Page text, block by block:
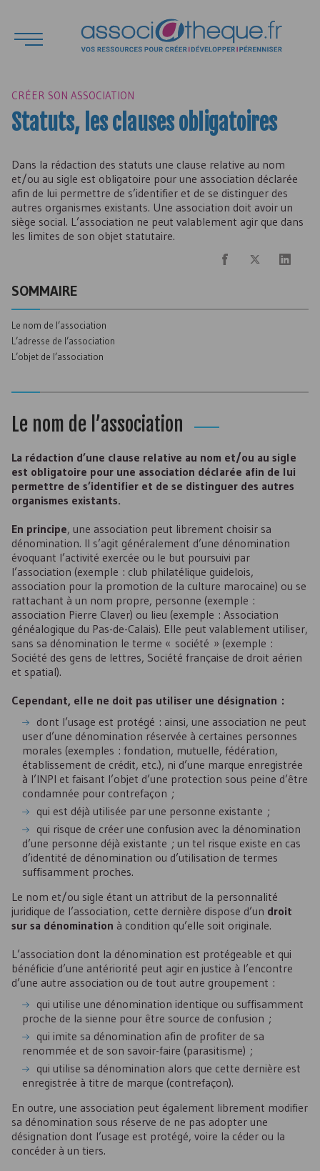
CRÉER SON ASSOCIATION
Statuts, les clauses obligatoires
Dans la rédaction des statuts une clause relative au nom
et/ou au sigle est obligatoire pour une association déclarée
afin de lui permettre de s’identifier et de se distinguer des
autres organismes existants. Une association doit avoir un
siège social. L’association ne peut valablement agir que dans
les limites de son objet statutaire.
SOMMAIRE
Le nom de l’association
L’adresse de l’association
L’objet de l’association
Le nom de l’association
La rédaction d’une clause relative au nom et/ou au sigle
est obligatoire pour une association déclarée afin de lui
permettre de s’identifier et de se distinguer des autres
organismes existants.
En principe, une association peut librement choisir sa
dénomination. Il s’agit généralement d’une dénomination
évoquant l’activité exercée ou le but poursuivi par
l’association (exemple : club philatélique guidelois,
association pour la promotion de la culture marocaine) ou se
rattachant à un nom propre, personne (exemple :
association Pierre Claver) ou lieu (exemple : Association
généalogique du Pas-de-Calais). Elle peut valablement utiliser,
sans sa dénomination le terme « société » (exemple :
Société des gens de lettres, Société française de droit aérien
et spatial).
Cependant, elle ne doit pas utiliser une désignation :
dont l’usage est protégé : ainsi, une association ne peut
user d’une dénomination réservée à certaines personnes
morales (exemples : fondation, mutuelle, fédération,
établissement de crédit, etc.), ni d’une marque enregistrée
à l’INPI et faisant l’objet d’une protection sous peine d’être
condamnée pour contrefaçon ;
qui est déjà utilisée par une personne existante ;
qui risque de créer une confusion avec la dénomination
d’une personne déjà existante ; un tel risque existe en cas
d’identité de dénomination ou d’utilisation de termes
suffisamment proches.
Le nom et/ou sigle étant un attribut de la personnalité
juridique de l’association, cette dernière dispose d’un droit
sur sa dénomination à condition qu’elle soit originale.
L’association dont la dénomination est protégeable et qui
bénéficie d’une antériorité peut agir en justice à l’encontre
d’une autre association ou de tout autre groupement :
qui utilise une dénomination identique ou suffisamment
proche de la sienne pour être source de confusion ;
qui imite sa dénomination afin de profiter de sa
renommée et de son savoir-faire (parasitisme) ;
qui utilise sa dénomination alors que cette dernière est
enregistrée à titre de marque (contrefaçon).
En outre, une association peut également librement modifier
sa dénomination sous réserve de ne pas adopter une
désignation dont l’usage est protégé, voire la céder ou la
concéder à un tiers.